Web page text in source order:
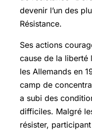
devenir l’un des
Résistance.
Ses actions
cause de la liberté
les Allemands en
camp de
a subi des
difficiles. Malgré
résister,